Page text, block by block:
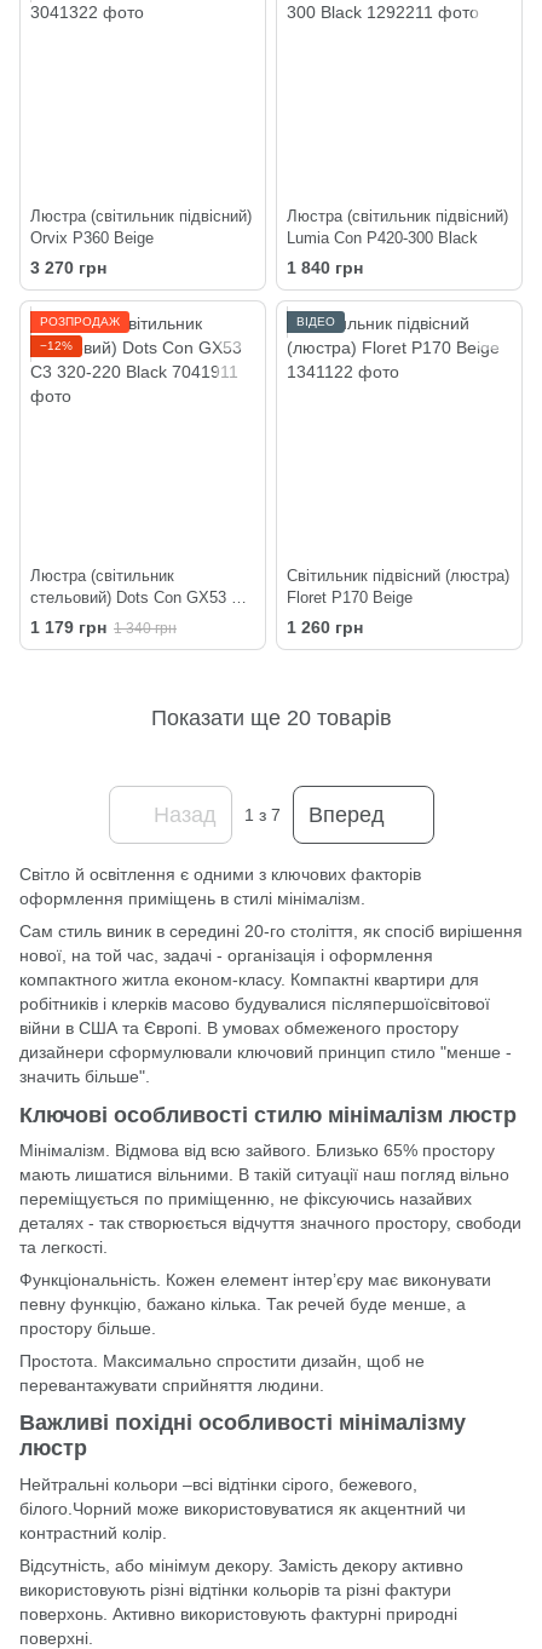
Люстра (світильник підвісний)
Orvix P360 Beige
3 270 грн
Люстра (світильник підвісний)
Lumia Con P420-300 Black
1 840 грн
РОЗПРОДАЖ
−12%
Люстра (світильник
стельовий) Dots Con GX53 C3
320-220 Black
1 179 грн 1 340 грн
ВІДЕО
Світильник підвісний (люстра)
Floret P170 Beige
1 260 грн
Показати ще 20 товарів
Назад 1 з 7 Вперед
Світло й освітлення є одними з ключових факторів
оформлення приміщень в стилі мінімалізм.
Сам стиль виник в середині 20-го століття, як спосіб вирішення
нової, на той час, задачі - організація і оформлення
компактного житла економ-класу. Компактні квартири для
робітників і клерків масово будувалися післяпершоїсвітової
війни в США та Європі. B умовах обмеженого простору
дизайнери сформулювали ключовий принцип стило "менше -
значить більше".
Ключові особливості стилю мінімалізм люстр
Мінімалізм. Відмова від всю зайвого. Близько 65% простору
мають лишатися вільними. В такій ситуації наш погляд вільно
переміщується по приміщенню, не фіксуючись назайвих
деталях - так створюється відчуття значного простору, свободи
та легкості.
Функціональність. Кожен елемент інтер’єру має виконувати
певну функцію, бажано кілька. Так речей буде менше, а
простору більше.
Простота. Максимально спростити дизайн, щоб не
перевантажувати сприйняття людини.
Важливі похідні особливості мінімалізму
люстр
Нейтральні кольори –всі відтінки сірого, бежевого,
білого.Чорний може використовуватися як акцентний чи
контрастний колір.
Відсутність, або мінімум декору. Замість декору активно
використовують різні відтінки кольорів та різні фактури
поверхонь. Активно використовують фактурні природні
поверхні.